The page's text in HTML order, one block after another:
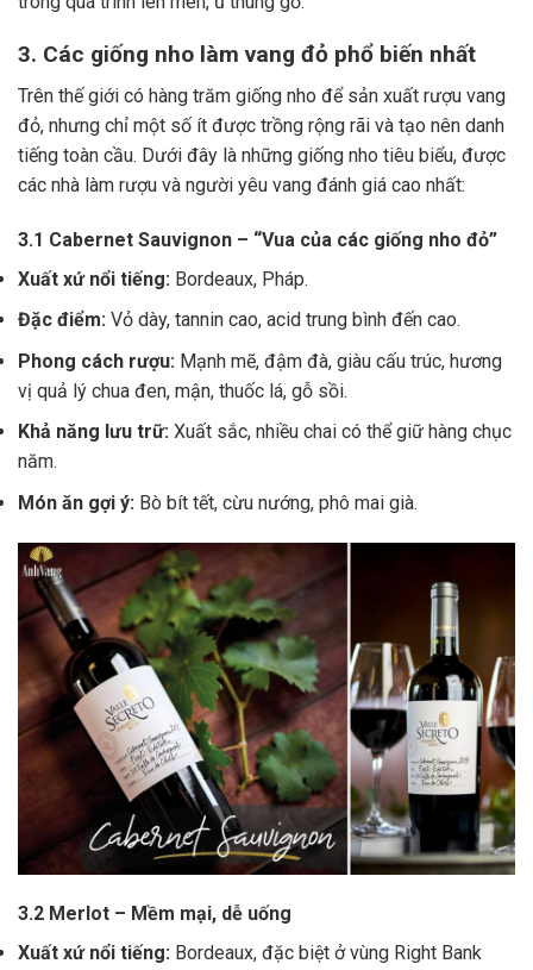
3. Các giống nho làm vang đỏ phổ biến nhất
Trên thế giới có hàng trăm giống nho để sản xuất rượu vang
đỏ, nhưng chỉ một số ít được trồng rộng rãi và tạo nên danh
tiếng toàn cầu. Dưới đây là những giống nho tiêu biểu, được
các nhà làm rượu và người yêu vang đánh giá cao nhất:
3.1 Cabernet Sauvignon – “Vua của các giống nho đỏ”
Xuất xứ nổi tiếng: Bordeaux, Pháp.
Đặc điểm: Vỏ dày, tannin cao, acid trung bình đến cao.
Phong cách rượu: Mạnh mẽ, đậm đà, giàu cấu trúc, hương
vị quả lý chua đen, mận, thuốc lá, gỗ sồi.
Khả năng lưu trữ: Xuất sắc, nhiều chai có thể giữ hàng chục
năm.
Món ăn gợi ý: Bò bít tết, cừu nướng, phô mai già.
3.2 Merlot – Mềm mại, dễ uống
Xuất xứ nổi tiếng: Bordeaux, đặc biệt ở vùng Right Bank